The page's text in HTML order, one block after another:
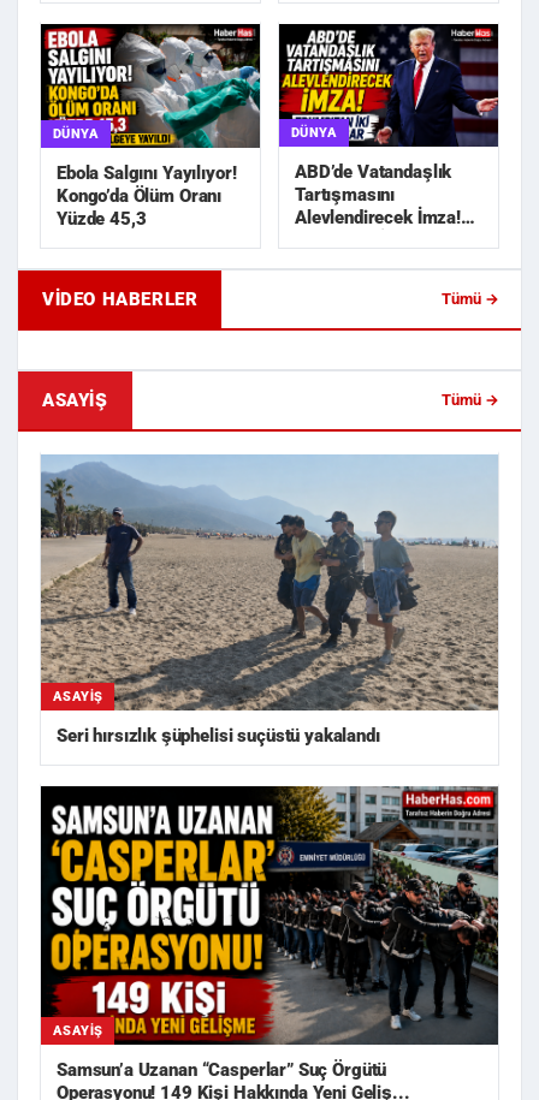
DÜNYA
Ebola Salgını Yayılıyor!
Kongo’da Ölüm Oranı
Yüzde 45,3
DÜNYA
ABD’de Vatandaşlık
Tartışmasını
Alevlendirecek İmza!
Karar
VIDEO HABERLER
Tümü →
Geride Bıraktığı Mektup Tefecilik
Samsun'da Lise
ASAYIŞ Tümü →
ASAYIŞ
Seri hırsızlık şüphelisi suçüstü yakalandı
ASAYIŞ
Samsun’a Uzanan “Casperlar” Suç Örgütü
Operasyonu! 149 Kişi Hakkında Yeni Geliş...